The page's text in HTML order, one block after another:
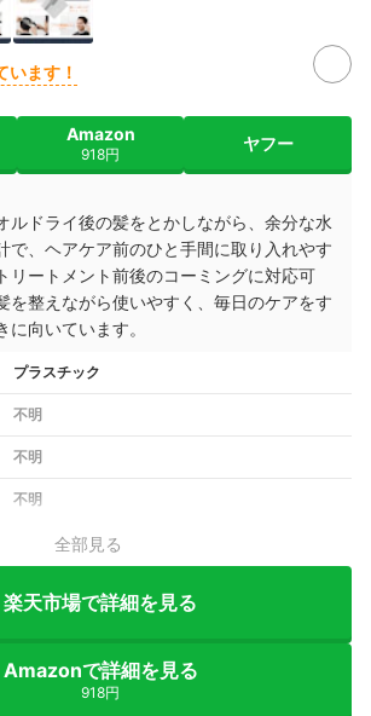
ます！
Amazon
918円
ヤフー
ルドライ後の髪をとかしながら、余分な水
で、ヘアケア前のひと手間に取り入れやす
リートメント前後のコーミングに対応可
を整えながら使いやすく、毎日のケアをす
に向いています。
プラスチック
不明
不明
不明
全部見る
楽天市場で詳細を見る
Amazonで詳細を見る
918円